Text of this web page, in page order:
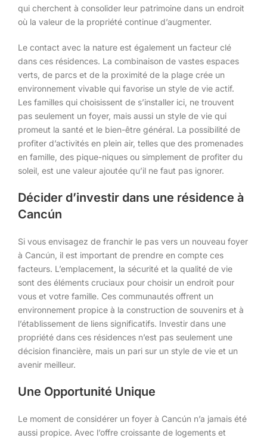
qui cherchent à consolider leur patrimoine dans un endroit
où la valeur de la propriété continue d’augmenter.
Le contact avec la nature est également un facteur clé
dans ces résidences. La combinaison de vastes espaces
verts, de parcs et de la proximité de la plage crée un
environnement vivable qui favorise un style de vie actif.
Les familles qui choisissent de s’installer ici, ne trouvent
pas seulement un foyer, mais aussi un style de vie qui
promeut la santé et le bien-être général. La possibilité de
profiter d’activités en plein air, telles que des promenades
en famille, des pique-niques ou simplement de profiter du
soleil, est une valeur ajoutée qu’il ne faut pas ignorer.
Décider d’investir dans une résidence à
Cancún
Si vous envisagez de franchir le pas vers un nouveau foyer
à Cancún, il est important de prendre en compte ces
facteurs. L’emplacement, la sécurité et la qualité de vie
sont des éléments cruciaux pour choisir un endroit pour
vous et votre famille. Ces communautés offrent un
environnement propice à la construction de souvenirs et à
l’établissement de liens significatifs. Investir dans une
propriété dans ces résidences n’est pas seulement une
décision financière, mais un pari sur un style de vie et un
avenir meilleur.
Une Opportunité Unique
Le moment de considérer un foyer à Cancún n’a jamais été
aussi propice. Avec l’offre croissante de logements et